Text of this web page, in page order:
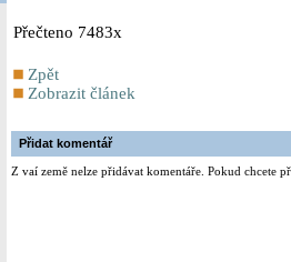
Přečteno 7483x
Zpět
Zobrazit článek
Přidat komentář
Z vaí země nelze přidávat komentáře. Pokud chcete